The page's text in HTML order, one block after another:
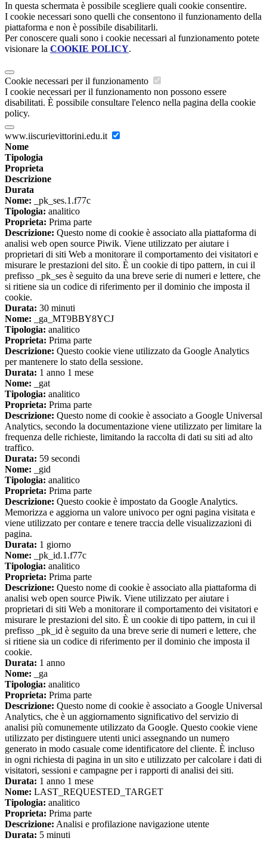
In questa schermata è possibile scegliere quali cookie consentire.
I cookie necessari sono quelli che consentono il funzionamento della
piattaforma e non è possibile disabilitarli.
Per conoscere quali sono i cookie necessari al funzionamento potete
visionare la COOKIE POLICY.
Cookie necessari per il funzionamento
I cookie necessari per il funzionamento non possono essere
disabilitati. È possibile consultare l'elenco nella pagina della cookie
policy.
www.iiscurievittorini.edu.it
Nome
Tipologia
Proprieta
Descrizione
Durata
Nome: _pk_ses.1.f77c
Tipologia: analitico
Proprieta: Prima parte
Descrizione: Questo nome di cookie è associato alla piattaforma di
analisi web open source Piwik. Viene utilizzato per aiutare i
proprietari di siti Web a monitorare il comportamento dei visitatori e
misurare le prestazioni del sito. È un cookie di tipo pattern, in cui il
prefisso _pk_ses è seguito da una breve serie di numeri e lettere, che
si ritiene sia un codice di riferimento per il dominio che imposta il
cookie.
Durata: 30 minuti
Nome: _ga_MT9BBY8YCJ
Tipologia: analitico
Proprieta: Prima parte
Descrizione: Questo cookie viene utilizzato da Google Analytics
per mantenere lo stato della sessione.
Durata: 1 anno 1 mese
Nome: _gat
Tipologia: analitico
Proprieta: Prima parte
Descrizione: Questo nome di cookie è associato a Google Universal
Analytics, secondo la documentazione viene utilizzato per limitare la
frequenza delle richieste, limitando la raccolta di dati su siti ad alto
traffico.
Durata: 59 secondi
Nome: _gid
Tipologia: analitico
Proprieta: Prima parte
Descrizione: Questo cookie è impostato da Google Analytics.
Memorizza e aggiorna un valore univoco per ogni pagina visitata e
viene utilizzato per contare e tenere traccia delle visualizzazioni di
pagina.
Durata: 1 giorno
Nome: _pk_id.1.f77c
Tipologia: analitico
Proprieta: Prima parte
Descrizione: Questo nome di cookie è associato alla piattaforma di
analisi web open source Piwik. Viene utilizzato per aiutare i
proprietari di siti Web a monitorare il comportamento dei visitatori e
misurare le prestazioni del sito. È un cookie di tipo pattern, in cui il
prefisso _pk_id è seguito da una breve serie di numeri e lettere, che
si ritiene sia un codice di riferimento per il dominio che imposta il
cookie.
Durata: 1 anno
Nome: _ga
Tipologia: analitico
Proprieta: Prima parte
Descrizione: Questo nome di cookie è associato a Google Universal
Analytics, che è un aggiornamento significativo del servizio di
analisi più comunemente utilizzato da Google. Questo cookie viene
utilizzato per distinguere utenti unici assegnando un numero
generato in modo casuale come identificatore del cliente. È incluso
in ogni richiesta di pagina in un sito e utilizzato per calcolare i dati di
visitatori, sessioni e campagne per i rapporti di analisi dei siti.
Durata: 1 anno 1 mese
Nome: LAST_REQUESTED_TARGET
Tipologia: analitico
Proprieta: Prima parte
Descrizione: Analisi e profilazione navigazione utente
Durata: 5 minuti